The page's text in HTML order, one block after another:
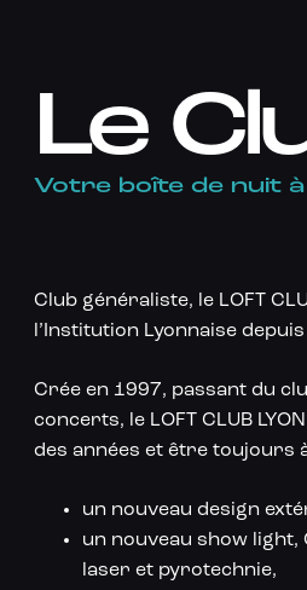
Le
Votre boîte de nuit à
Club généraliste, le LOFT
l’Institution Lyonnaise
Crée en 1997, passant du
concerts, le LOFT CLUB
des années et être toujours
un nouveau design
un nouveau show light,
laser et pyrotechnie,